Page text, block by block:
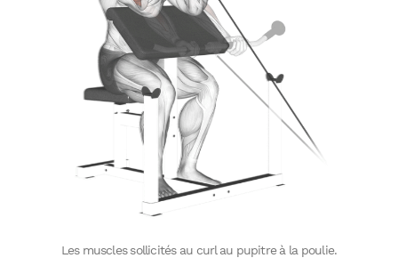
Les muscles sollicités au curl au pupitre à la poulie.